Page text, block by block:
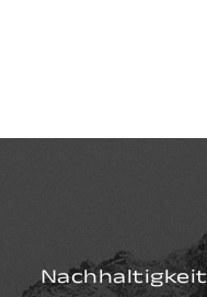
Nachhaltigkeit